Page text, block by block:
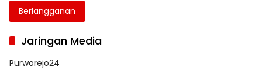
AndaBerlangganan
Jaringan Media
Purworejo24